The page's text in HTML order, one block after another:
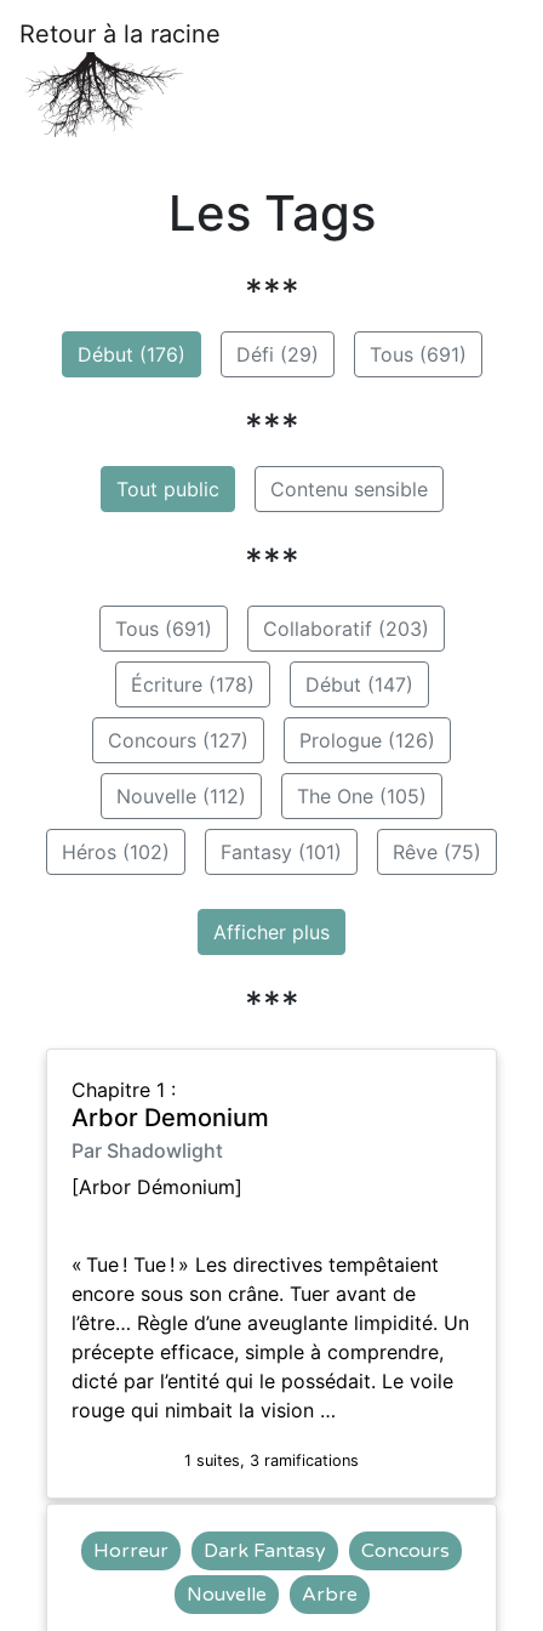
Retour à la racine
Les Tags
***
Début (176) Défi (29) Tous (691)
***
Tout public Contenu sensible
***
Tous (691) Collaboratif (203)
Écriture (178) Début (147)
Concours (127) Prologue (126)
Nouvelle (112) The One (105)
Héros (102) Fantasy (101) Rêve (75)
Afficher plus
***
Chapitre 1 :
Arbor Demonium
Par Shadowlight
[Arbor Démonium]
« Tue ! Tue ! » Les directives tempêtaient
encore sous son crâne. Tuer avant de
l’être… Règle d’une aveuglante limpidité. Un
précepte efficace, simple à comprendre,
dicté par l’entité qui le possédait. Le voile
rouge qui nimbait la vision …
1 suites, 3 ramifications
Horreur Dark Fantasy
Concours
Nouvelle
Arbre